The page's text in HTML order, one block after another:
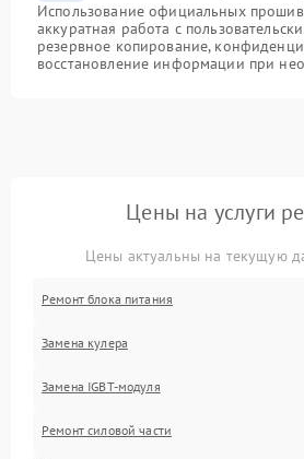
Использование официальных
аккуратная работа с
резервное копирование,
восстановление информации при
Цены на услуги
Цены актуальны на текущую
Ремонт блока питания
Замена кулера
Замена IGBT-модуля
Ремонт силовой части